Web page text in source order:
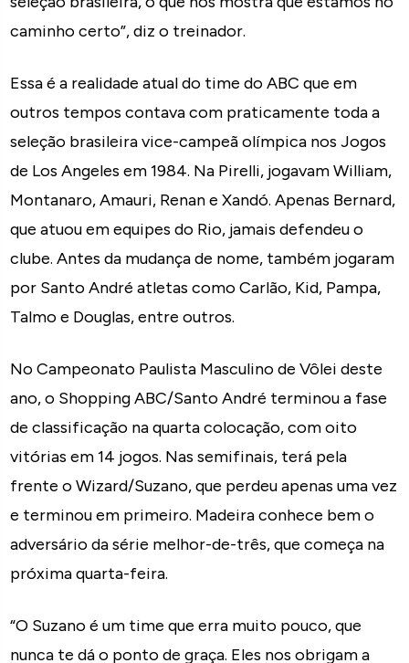
caminho certo”, diz o treinador.
Essa é a realidade atual do time do ABC que em
outros tempos contava com praticamente toda a
seleção brasileira vice-campeã olímpica nos Jogos
de Los Angeles em 1984. Na Pirelli, jogavam William,
Montanaro, Amauri, Renan e Xandó. Apenas Bernard,
que atuou em equipes do Rio, jamais defendeu o
clube. Antes da mudança de nome, também jogaram
por Santo André atletas como Carlão, Kid, Pampa,
Talmo e Douglas, entre outros.
No Campeonato Paulista Masculino de Vôlei deste
ano, o Shopping ABC/Santo André terminou a fase
de classificação na quarta colocação, com oito
vitórias em 14 jogos. Nas semifinais, terá pela
frente o Wizard/Suzano, que perdeu apenas uma vez
e terminou em primeiro. Madeira conhece bem o
adversário da série melhor-de-três, que começa na
próxima quarta-feira.
“O Suzano é um time que erra muito pouco, que
nunca te dá o ponto de graça. Eles nos obrigam a